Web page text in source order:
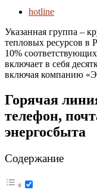
hotline
Указанная группа –
тепловых ресурсов в
10%
включает в себя
включая компанию
Горячая
телефон,
энергосбыта
Содержание